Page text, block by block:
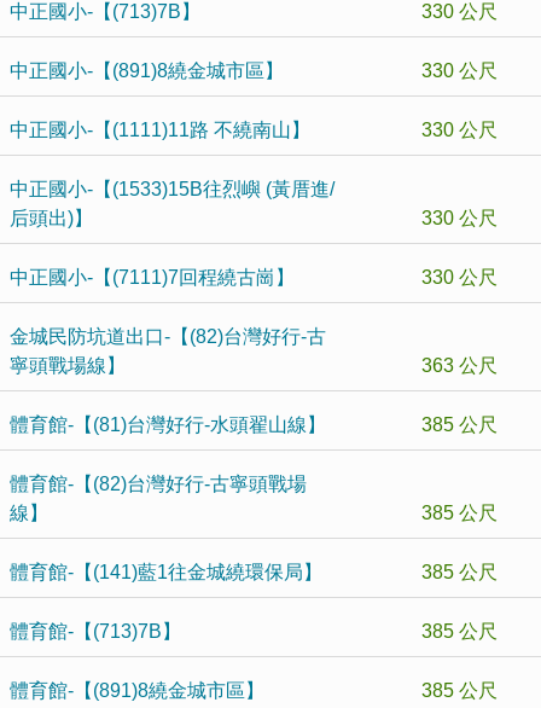
中正國小-【(713)7B】 330 公尺
中正國小-【(891)8繞金城市區】 330 公尺
中正國小-【(1111)11路 不繞南山】 330 公尺
中正國小-【(1533)15B往烈嶼 (黃厝進/
后頭出)】
330 公尺
中正國小-【(7111)7回程繞古崗】 330 公尺
金城民防坑道出口-【(82)台灣好行-古
寧頭戰場線】
363 公尺
體育館-【(81)台灣好行-水頭翟山線】 385 公尺
體育館-【(82)台灣好行-古寧頭戰場
線】
385 公尺
體育館-【(141)藍1往金城繞環保局】 385 公尺
體育館-【(713)7B】 385 公尺
體育館-【(891)8繞金城市區】 385 公尺